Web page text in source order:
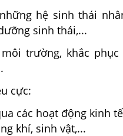
hệ sinh thái
sinh thái,...
trường, khắc
cực:
các hoạt động kinh
khí, sinh vật,...